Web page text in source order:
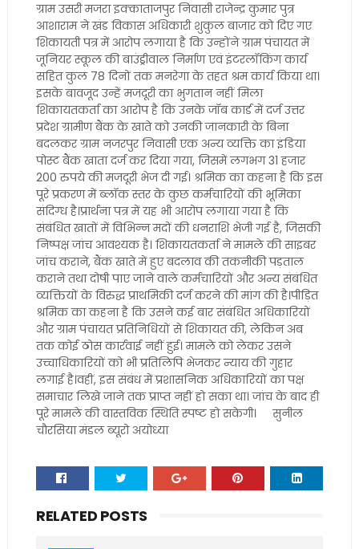
ग्राम उसरी मजरा इक्काताजपुर निवासी राजेन्द्र कुमार पुत्र
आशाराम ने खंड विकास अधिकारी शुकुल बाजार को दिए गए
शिकायती पत्र में आरोप लगाया है कि उन्होंने ग्राम पंचायत में
जूनियर स्कूल की बाउंड्रीवाल निर्माण एवं इंटरलॉकिंग कार्य
सहित कुल 78 दिनों तक मनरेगा के तहत श्रम कार्य किया था।
इसके बावजूद उन्हें मजदूरी का भुगतान नहीं मिला
शिकायतकर्ता का आरोप है कि उनके जॉब कार्ड में दर्ज उत्तर
प्रदेश ग्रामीण बैंक के खाते को उनकी जानकारी के बिना
बदलकर ग्राम नजरपुर निवासी एक अन्य व्यक्ति का इंडिया
पोस्ट बैंक खाता दर्ज कर दिया गया, जिसमें लगभग 31 हजार
200 रुपये की मजदूरी भेज दी गई। श्रमिक का कहना है कि इस
पूरे प्रकरण में ब्लॉक स्तर के कुछ कर्मचारियों की भूमिका
संदिग्ध है।प्रार्थना पत्र में यह भी आरोप लगाया गया है कि
संबंधित खातों में विभिन्न मदों की धनराशि भेजी गई है, जिसकी
निष्पक्ष जांच आवश्यक है। शिकायतकर्ता ने मामले की साइबर
जांच कराने, बैंक खाते में हुए बदलाव की तकनीकी पड़ताल
कराने तथा दोषी पाए जाने वाले कर्मचारियों और अन्य संबंधित
व्यक्तियों के विरुद्ध प्राथमिकी दर्ज करने की मांग की है।पीड़ित
श्रमिक का कहना है कि उसने कई बार संबंधित अधिकारियों
और ग्राम पंचायत प्रतिनिधियों से शिकायत की, लेकिन अब
तक कोई ठोस कार्रवाई नहीं हुई। मामले को लेकर उसने
उच्चाधिकारियों को भी प्रतिलिपि भेजकर न्याय की गुहार
लगाई है।वहीं, इस संबंध में प्रशासनिक अधिकारियों का पक्ष
समाचार लिखे जाने तक प्राप्त नहीं हो सका था। जांच के बाद ही
पूरे मामले की वास्तविक स्थिति स्पष्ट हो सकेगी। सुनील
चौरसिया मंडल ब्यूरो अयोध्या
RELATED POSTS